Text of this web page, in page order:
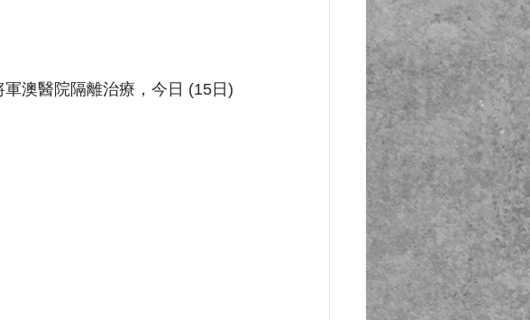
澳醫院隔離治療，今日 (15日)